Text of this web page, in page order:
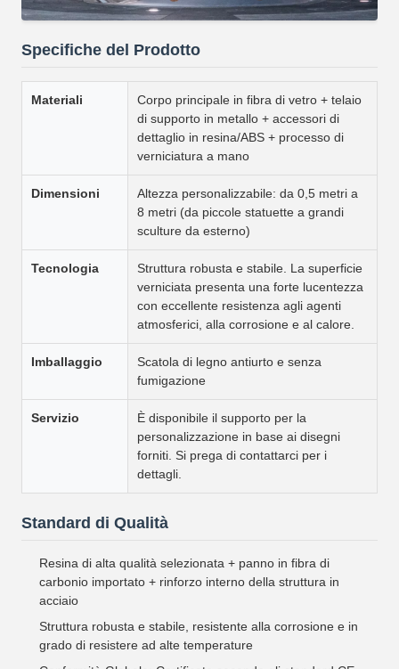
Specifiche del Prodotto
Materiali
Corpo principale in fibra di vetro + telaio
di supporto in metallo + accessori di
dettaglio in resina/ABS + processo di
verniciatura a mano
Dimensioni
Altezza personalizzabile: da 0,5 metri a
8 metri (da piccole statuette a grandi
sculture da esterno)
Tecnologia
Struttura robusta e stabile. La superficie
verniciata presenta una forte lucentezza
con eccellente resistenza agli agenti
atmosferici, alla corrosione e al calore.
Imballaggio
Scatola di legno antiurto e senza
fumigazione
Servizio
È disponibile il supporto per la
personalizzazione in base ai disegni
forniti. Si prega di contattarci per i
dettagli.
Standard di Qualità
Resina di alta qualità selezionata + panno in fibra di
carbonio importato + rinforzo interno della struttura in
acciaio
Struttura robusta e stabile, resistente alla corrosione e in
grado di resistere ad alte temperature